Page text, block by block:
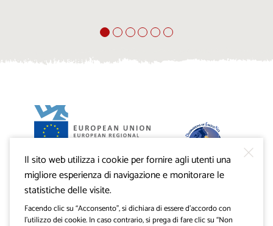
Progetto VisitKras. L’investimento è cofinanziato dalla
Repubblica di Slovenia e dal Fondo europeo di sviluppo
regionale dell’Unione Europea.
Il sito web utilizza i cookie per fornire agli utenti una
migliore esperienza di navigazione e monitorare le
statistiche delle visite.
Facendo clic su “Acconsento”, si dichiara di essere d’accordo con
l’utilizzo dei cookie. In caso contrario, si prega di fare clic su “Non